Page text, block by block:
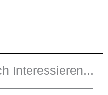
Interessieren...